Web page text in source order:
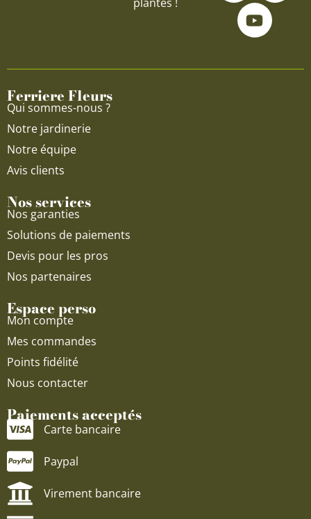
c
e
o
s
g
u
t
u
b
Ferriere Fleurs
Qui sommes-nous ?
Notre jardinerie
Notre équipe
Avis clients
Nos services
Nos garanties
Solutions de paiements
Devis pour les pros
Nos partenaires
Espace perso
Mon compte
Mes commandes
Points fidélité
Nous contacter
Paiements acceptés
Carte bancaire
Paypal
Virement bancaire